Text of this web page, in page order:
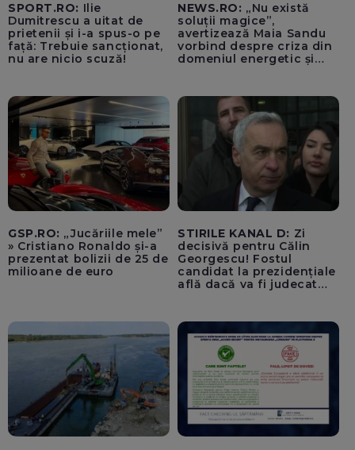
SPORT.RO: Ilie
Dumitrescu a uitat de
prietenii și i-a spus-o pe
față: Trebuie sancționat,
nu are nicio scuză!
NEWS.RO: „Nu există
soluții magice”,
avertizează Maia Sandu
vorbind despre criza din
domeniul energetic și
economii: „Altfel vom
plăti tarife foarte mari”
GSP.RO: „Jucăriile mele”
» Cristiano Ronaldo și-a
prezentat bolizii de 25 de
milioane de euro
STIRILE KANAL D: Zi
decisivă pentru Călin
Georgescu! Fostul
candidat la prezidențiale
află dacă va fi judecat